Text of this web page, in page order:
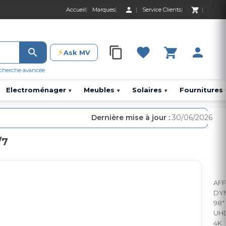
Accueil Marques Service Clients
0 Produit 0,00
avancée
⚡Ask MV 0 Produit 0,00 DH
Electroménager ▾ Meubles ▾ Solaires ▾ Fournitures
98"
4K
Dernière mise à jour : 30/06/2026